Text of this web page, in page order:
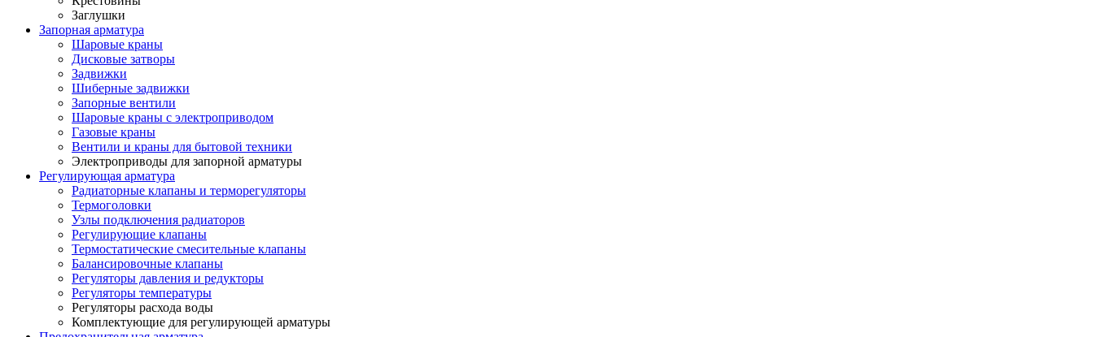
Заглушки
Запорная арматура
Шаровые краны
Дисковые затворы
Задвижки
Шиберные задвижки
Запорные вентили
Шаровые краны с электроприводом
Газовые краны
Вентили и краны для бытовой техники
Электроприводы для запорной арматуры
Регулирующая арматура
Радиаторные клапаны и терморегуляторы
Термоголовки
Узлы подключения радиаторов
Регулирующие клапаны
Термостатические смесительные клапаны
Балансировочные клапаны
Регуляторы давления и редукторы
Регуляторы температуры
Регуляторы расхода воды
Комплектующие для регулирующей арматуры